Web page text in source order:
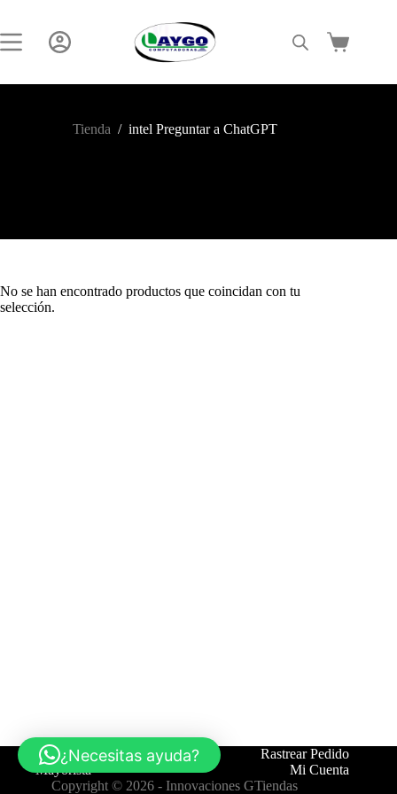
contenido
Carro
Tienda / intel Preguntar a ChatGPT
No se han encontrado productos que coincidan con tu
selección.
Tienda Contáctanos
Rastrear Pedido
Mayorista
Mi Cuenta
Copyright © 2026 - Innovaciones GTiendas
¿Necesitas ayuda?